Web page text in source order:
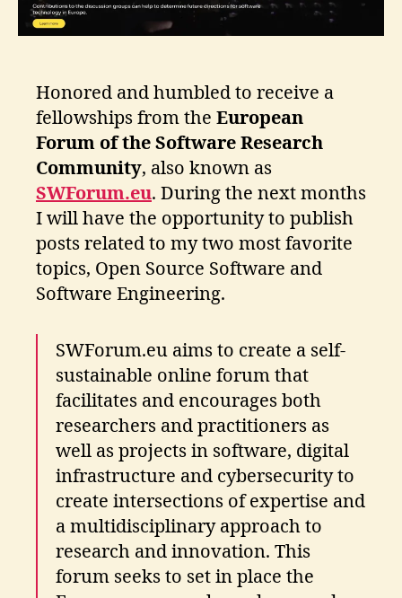
Honored and humbled to receive a
fellowships from the European
Forum of the Software Research
Community, also known as
SWForum.eu. During the next months
I will have the opportunity to publish
posts related to my two most favorite
topics, Open Source Software and
Software Engineering.
SWForum.eu aims to create a self-
sustainable online forum that
facilitates and encourages both
researchers and practitioners as
well as projects in software, digital
infrastructure and cybersecurity to
create intersections of expertise and
a multidisciplinary approach to
research and innovation. This
forum seeks to set in place the